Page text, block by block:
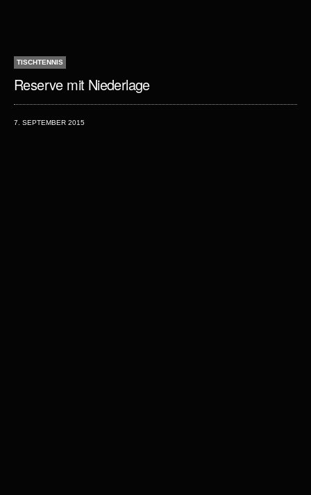
TISCHTENNIS
Reserve mit Niederlage
7. SEPTEMBER 2015